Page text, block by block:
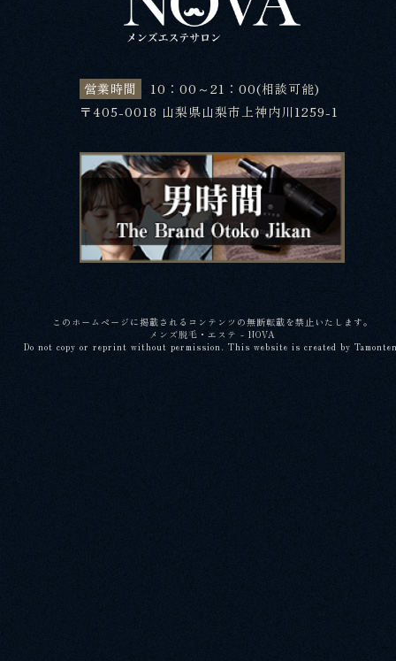
営業時間
10：00～21：00(相談可能)
〒405-0018 山梨県山梨市上神内川1259-1
このホームページに掲載されるコンテンツの無断転載を禁止いたします。
メンズ脱毛・エステ - NOVA
Do not copy or reprint without permission. This website is created by